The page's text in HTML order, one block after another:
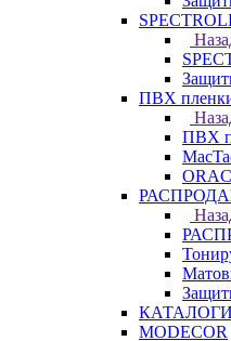
ПВХ
ПВХ
КАТАЛОГИ
MODECOR